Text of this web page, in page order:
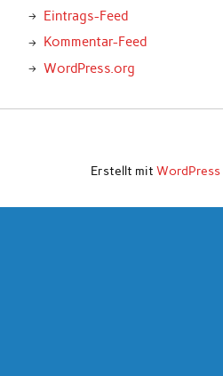
Eintrags-Feed
Kommentar-Feed
WordPress.org
Erstellt mit WordPress